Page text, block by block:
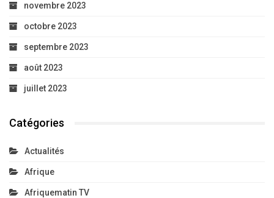
novembre 2023
octobre 2023
septembre 2023
août 2023
juillet 2023
Catégories
Actualités
Afrique
Afriquematin TV